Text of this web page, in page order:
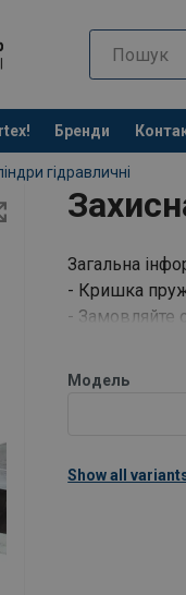
Бренди
гідравличні
Загальна
- Кришка
- Замовляйте
Модель
Show all